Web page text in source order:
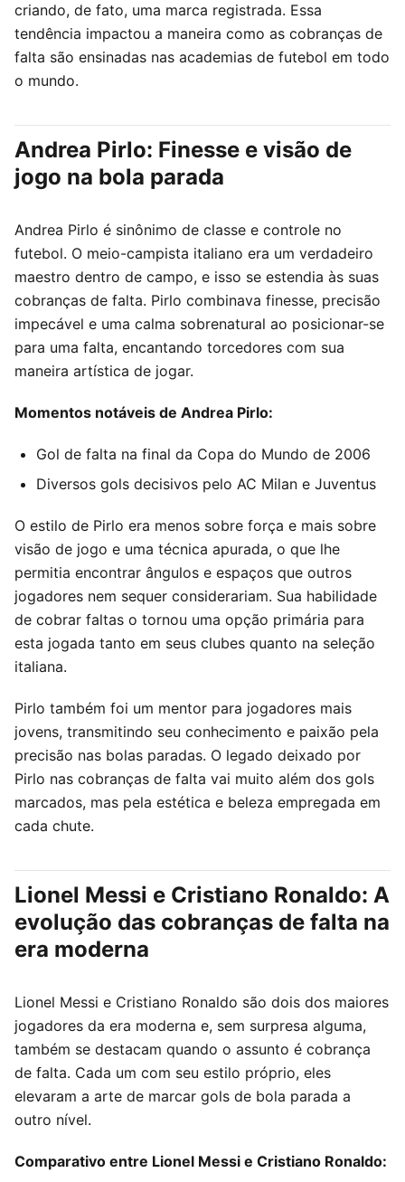
criando, de fato, uma marca registrada. Essa
tendência impactou a maneira como as cobranças de
falta são ensinadas nas academias de futebol em todo
o mundo.
Andrea Pirlo: Finesse e visão de
jogo na bola parada
Andrea Pirlo é sinônimo de classe e controle no
futebol. O meio-campista italiano era um verdadeiro
maestro dentro de campo, e isso se estendia às suas
cobranças de falta. Pirlo combinava finesse, precisão
impecável e uma calma sobrenatural ao posicionar-se
para uma falta, encantando torcedores com sua
maneira artística de jogar.
Momentos notáveis de Andrea Pirlo:
Gol de falta na final da Copa do Mundo de 2006
Diversos gols decisivos pelo AC Milan e Juventus
O estilo de Pirlo era menos sobre força e mais sobre
visão de jogo e uma técnica apurada, o que lhe
permitia encontrar ângulos e espaços que outros
jogadores nem sequer considerariam. Sua habilidade
de cobrar faltas o tornou uma opção primária para
esta jogada tanto em seus clubes quanto na seleção
italiana.
Pirlo também foi um mentor para jogadores mais
jovens, transmitindo seu conhecimento e paixão pela
precisão nas bolas paradas. O legado deixado por
Pirlo nas cobranças de falta vai muito além dos gols
marcados, mas pela estética e beleza empregada em
cada chute.
Lionel Messi e Cristiano Ronaldo: A
evolução das cobranças de falta na
era moderna
Lionel Messi e Cristiano Ronaldo são dois dos maiores
jogadores da era moderna e, sem surpresa alguma,
também se destacam quando o assunto é cobrança
de falta. Cada um com seu estilo próprio, eles
elevaram a arte de marcar gols de bola parada a
outro nível.
Comparativo entre Lionel Messi e Cristiano Ronaldo: